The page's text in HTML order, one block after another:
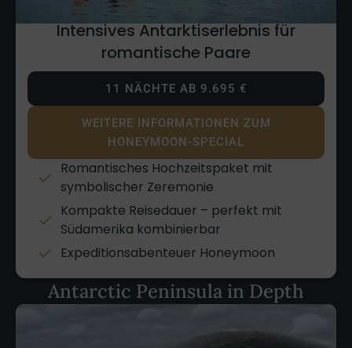
Intensives Antarktiserlebnis für
romantische Paare
11 NÄCHTE AB 9.695 €
WEITERE INFORMATIONEN ZUM
HONEYMOON-SPECIAL
Romantisches Hochzeitspaket mit
symbolischer Zeremonie
Kompakte Reisedauer – perfekt mit
Südamerika kombinierbar
Expeditionsabenteuer Honeymoon
Antarctic Peninsula in Depth